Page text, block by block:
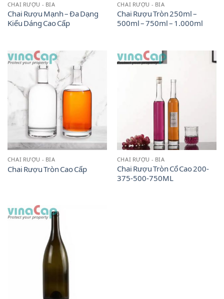
CHAI RƯỢU - BIA
Chai Rượu Mạnh – Đa Dạng
Kiểu Dáng Cao Cấp
CHAI RƯỢU - BIA
Chai Rượu Tròn 250ml –
500ml – 750ml – 1.000ml
CHAI RƯỢU - BIA
Chai Rượu Tròn Cao Cấp
CHAI RƯỢU - BIA
Chai Rượu Tròn Cổ Cao 200-
375-500-750ML